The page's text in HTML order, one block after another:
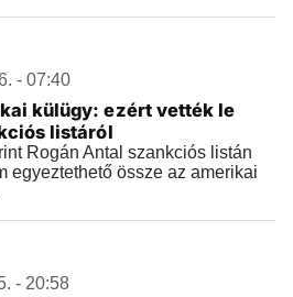
- 07:40
külügy: ezért vették le
listáról
Rogán Antal szankciós listán
egyeztethető össze az amerikai
- 20:58